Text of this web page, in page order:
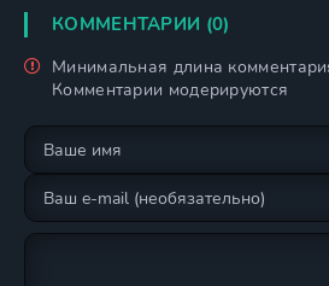
КОММЕНТАРИИ (0)
Минимальная длина
Комментарии модерируются